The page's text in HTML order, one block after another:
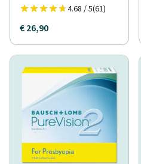
4.68 / 5(61)
€ 26,90